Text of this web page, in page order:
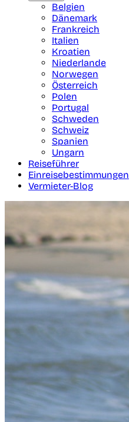
Belgien
Dänemark
Frankreich
Italien
Kroatien
Niederlande
Norwegen
Österreich
Polen
Portugal
Schweden
Schweiz
Spanien
Ungarn
Reiseführer
Einreisebestimmungen
Vermieter-Blog